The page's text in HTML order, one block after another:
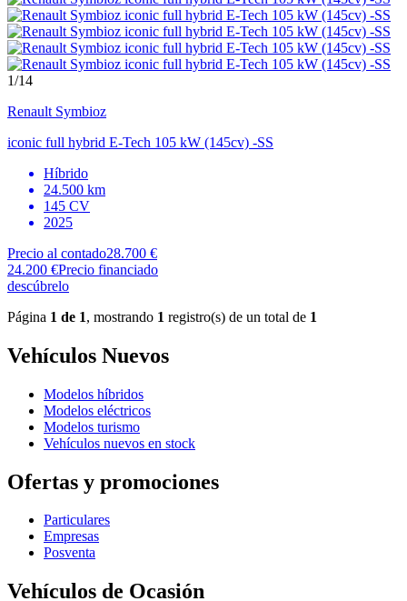
1/14
Renault Symbioz
iconic full hybrid E-Tech 105 kW (145cv) -SS
Híbrido
24.500 km
145 CV
2025
Precio al contado28.700 €
24.200 €Precio financiado
descúbrelo
Página 1 de 1, mostrando 1 registro(s) de un total de 1
Vehículos Nuevos
Modelos híbridos
Modelos eléctricos
Modelos turismo
Vehículos nuevos en stock
Ofertas y promociones
Particulares
Empresas
Posventa
Vehículos de Ocasión